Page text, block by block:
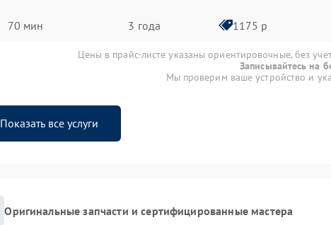
70 мин 3 года 1175 р
Цены в прайс-листе указаны ориентировочные, без
Записывайтесь на
Мы проверим ваше устройство и
Показать все услуги
Оригинальные запчасти и сертифицированные мастера